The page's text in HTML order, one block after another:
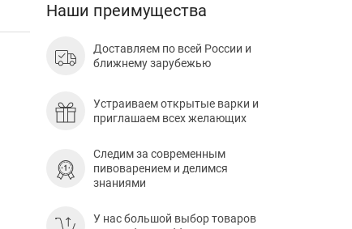
Наши преимущества
Доставляем по всей России и
ближнему зарубежью
Устраиваем открытые варки и
приглашаем всех желающих
Следим за современным
пивоварением и делимся
знаниями
У нас большой выбор товаров